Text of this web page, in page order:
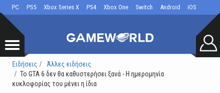
PC PS5 Xbox Series X PS4 Xbox One Switch Android iOS
Ειδήσεις
Άλλες ειδήσεις
Το GTA 6 δεν θα καθυστερήσει ξανά - Η ημερομηνία
κυκλοφορίας του μένει η ίδια